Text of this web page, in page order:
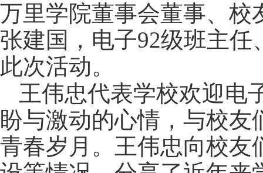
万里学院董事会董事、校
张建国，电子92级班主任
此次活动。
王伟忠代表学校欢迎电
盼与激动的心情，与校
青春岁月。王伟忠向校友